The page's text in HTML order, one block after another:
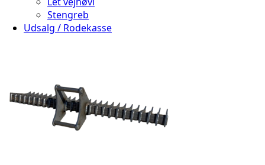
Stengreb
Udsalg / Rodekasse